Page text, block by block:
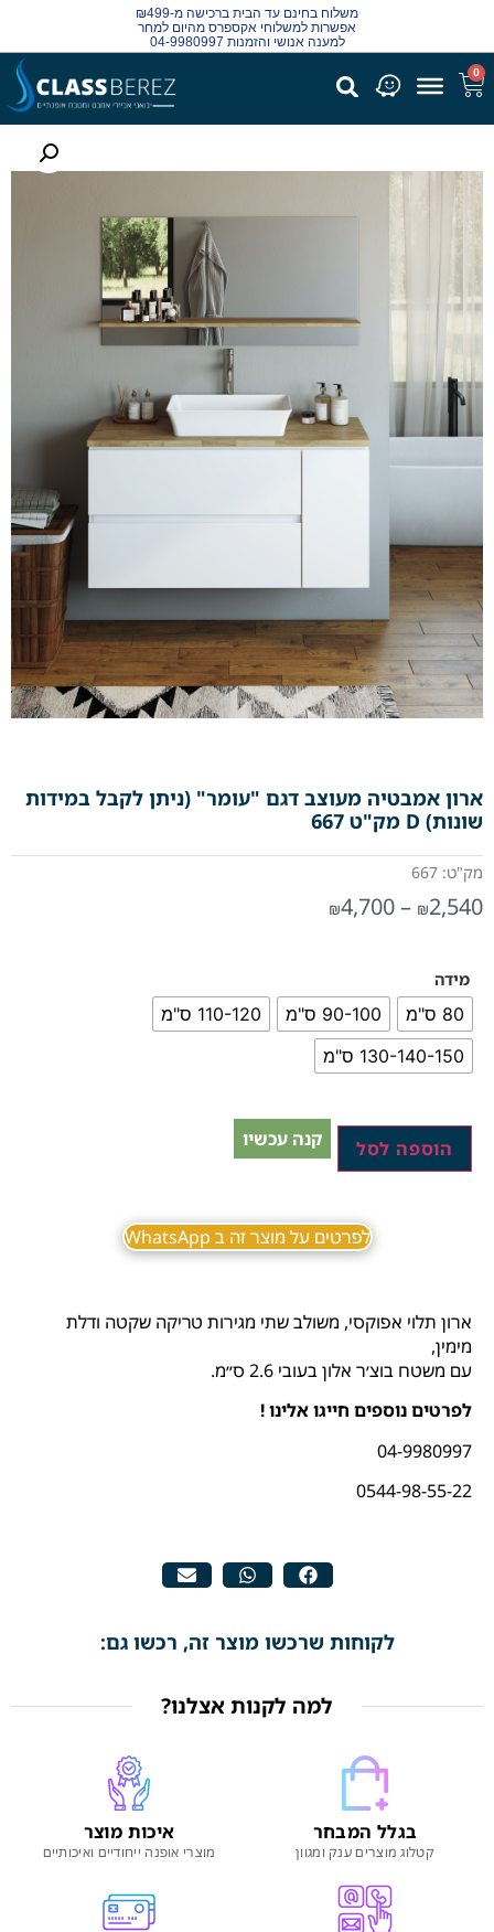
משלוח בחינם עד הבית ברכישה מ-₪499
אפשרות למשלוחי אקספרס מהיום למחר
למענה אנושי והזמנות 04-9980997
0
ארון אמבטיה מעוצב דגם "עומר" (ניתן לקבל במידות
שונות) D מק"ט 667
מק"ט: 667
₪2,540
–
₪4,700
מידה
80 ס"מ 90-100 ס"מ
110-120 ס"מ
130-140-150 ס"מ
קנה עכשיו הוספה לסל
לפרטים על מוצר זה ב WhatsApp
ארון תלוי אפוקסי, משולב שתי מגירות טריקה שקטה ודלת
מימין,
עם משטח בוצ׳ר אלון בעובי 2.6 ס״מ.
לפרטים נוספים חייגו אלינו !
04-9980997
0544-98-55-22
לקוחות שרכשו מוצר זה, רכשו גם:
למה לקנות אצלנו?
בגלל המבחר
קטלוג מוצרים ענק ומגוון
איכות מוצר
מוצרי אופנה ייחודיים ואיכותיים